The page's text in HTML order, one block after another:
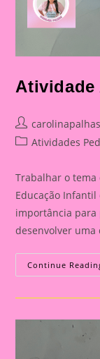
Atividade
Post
author:
PostAtividades
Trabalhar o tema
Educação
importância para
desenvolver
Continue